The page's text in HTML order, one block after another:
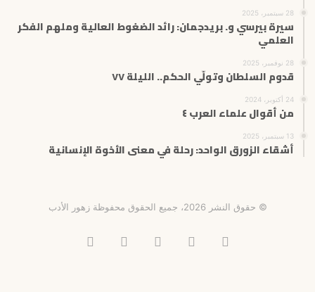
28 سبتمبر، 2025
سيرة بيرسي و. بريدجمان: رائد الضغوط العالية وملهم الفكر
العلمي
28 نوفمبر، 2025
قدوم السلطان وتولّي الحكم.. الليلة ٧٧
24 أكتوبر، 2024
من أقوال علماء العرب ٤
13 سبتمبر، 2025
أشقاء الزورق الواحد: رحلة في معنى الأخوة الإنسانية
© حقوق النشر 2026، جميع الحقوق محفوظة زهور الأدب
فيسبوك انستقرامتيلقرام